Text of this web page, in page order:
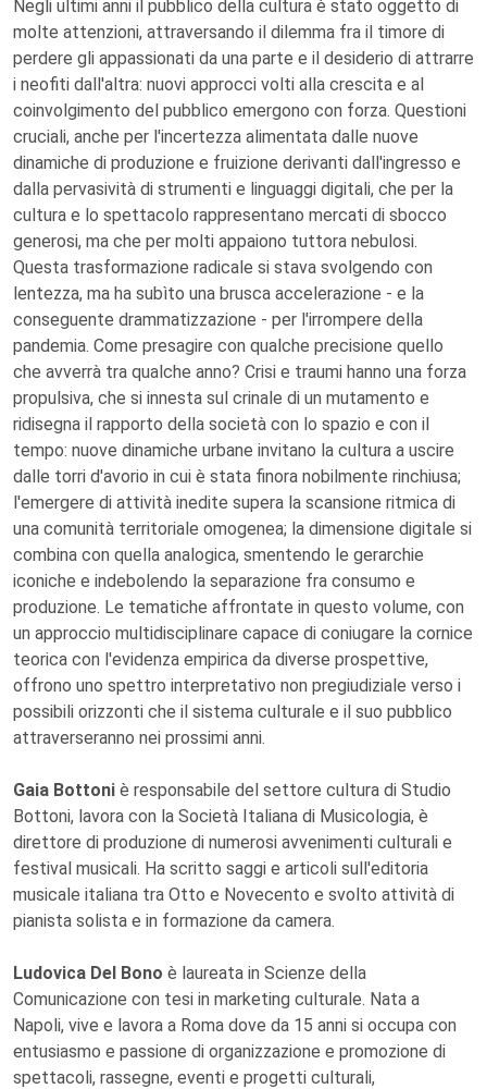
Negli ultimi anni il pubblico della cultura è stato oggetto di
molte attenzioni, attraversando il dilemma fra il timore di
perdere gli appassionati da una parte e il desiderio di attrarre
i neofiti dall'altra: nuovi approcci volti alla crescita e al
coinvolgimento del pubblico emergono con forza. Questioni
cruciali, anche per l'incertezza alimentata dalle nuove
dinamiche di produzione e fruizione derivanti dall'ingresso e
dalla pervasività di strumenti e linguaggi digitali, che per la
cultura e lo spettacolo rappresentano mercati di sbocco
generosi, ma che per molti appaiono tuttora nebulosi.
Questa trasformazione radicale si stava svolgendo con
lentezza, ma ha subìto una brusca accelerazione - e la
conseguente drammatizzazione - per l'irrompere della
pandemia. Come presagire con qualche precisione quello
che avverrà tra qualche anno? Crisi e traumi hanno una forza
propulsiva, che si innesta sul crinale di un mutamento e
ridisegna il rapporto della società con lo spazio e con il
tempo: nuove dinamiche urbane invitano la cultura a uscire
dalle torri d'avorio in cui è stata finora nobilmente rinchiusa;
l'emergere di attività inedite supera la scansione ritmica di
una comunità territoriale omogenea; la dimensione digitale si
combina con quella analogica, smentendo le gerarchie
iconiche e indebolendo la separazione fra consumo e
produzione. Le tematiche affrontate in questo volume, con
un approccio multidisciplinare capace di coniugare la cornice
teorica con l'evidenza empirica da diverse prospettive,
offrono uno spettro interpretativo non pregiudiziale verso i
possibili orizzonti che il sistema culturale e il suo pubblico
attraverseranno nei prossimi anni.
Gaia Bottoni è responsabile del settore cultura di Studio
Bottoni, lavora con la Società Italiana di Musicologia, è
direttore di produzione di numerosi avvenimenti culturali e
festival musicali. Ha scritto saggi e articoli sull'editoria
musicale italiana tra Otto e Novecento e svolto attività di
pianista solista e in formazione da camera.
Ludovica Del Bono è laureata in Scienze della
Comunicazione con tesi in marketing culturale. Nata a
Napoli, vive e lavora a Roma dove da 15 anni si occupa con
entusiasmo e passione di organizzazione e promozione di
spettacoli, rassegne, eventi e progetti culturali,